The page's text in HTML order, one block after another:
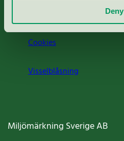
Deny
Cookies
Visselblåsning
Miljömärkning Sverige AB